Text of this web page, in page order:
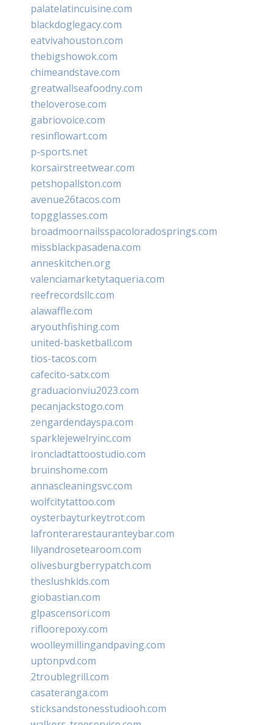
palatelatincuisine.com
blackdoglegacy.com
eatvivahouston.com
thebigshowok.com
chimeandstave.com
greatwallseafoodny.com
theloverose.com
gabriovoice.com
resinflowart.com
p-sports.net
korsairstreetwear.com
petshopallston.com
avenue26tacos.com
topgglasses.com
broadmoornailsspacoloradosprings.com
missblackpasadena.com
anneskitchen.org
valenciamarketytaqueria.com
reefrecordsllc.com
alawaffle.com
aryouthfishing.com
united-basketball.com
tios-tacos.com
cafecito-satx.com
graduacionviu2023.com
pecanjackstogo.com
zengardendayspa.com
sparklejewelryinc.com
ironcladtattoostudio.com
bruinshome.com
annascleaningsvc.com
wolfcitytattoo.com
oysterbayturkeytrot.com
lafronterarestauranteybar.com
lilyandrosetearoom.com
olivesburgberrypatch.com
theslushkids.com
giobastian.com
glpascensori.com
rifloorepoxy.com
woolleymillingandpaving.com
uptonpvd.com
2troublegrill.com
casateranga.com
sticksandstonesstudiooh.com